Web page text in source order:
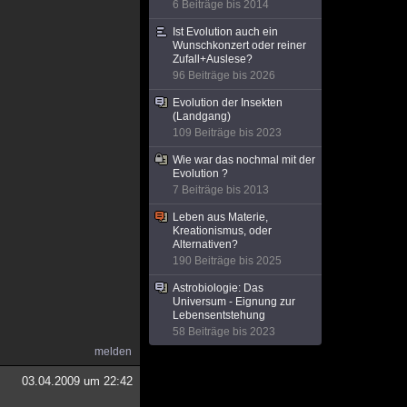
melden
03.04.2009 um 22:42
6 Beiträge bis 2014
Ist Evolution auch ein
Wunschkonzert oder reiner
Zufall+Auslese?
96 Beiträge bis 2026
Evolution der Insekten
(Landgang)
109 Beiträge bis 2023
Wie war das nochmal mit der
Evolution ?
7 Beiträge bis 2013
Leben aus Materie,
Kreationismus, oder
Alternativen?
190 Beiträge bis 2025
Astrobiologie: Das
Universum - Eignung zur
Lebensentstehung
58 Beiträge bis 2023